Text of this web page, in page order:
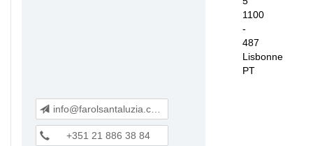
1100
-
487
Lisbonne
PT
info@farolsantaluzia.com
+351 21 886 38 84